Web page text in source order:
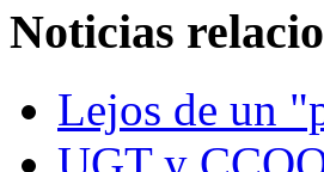
Noticias
Lejos de un